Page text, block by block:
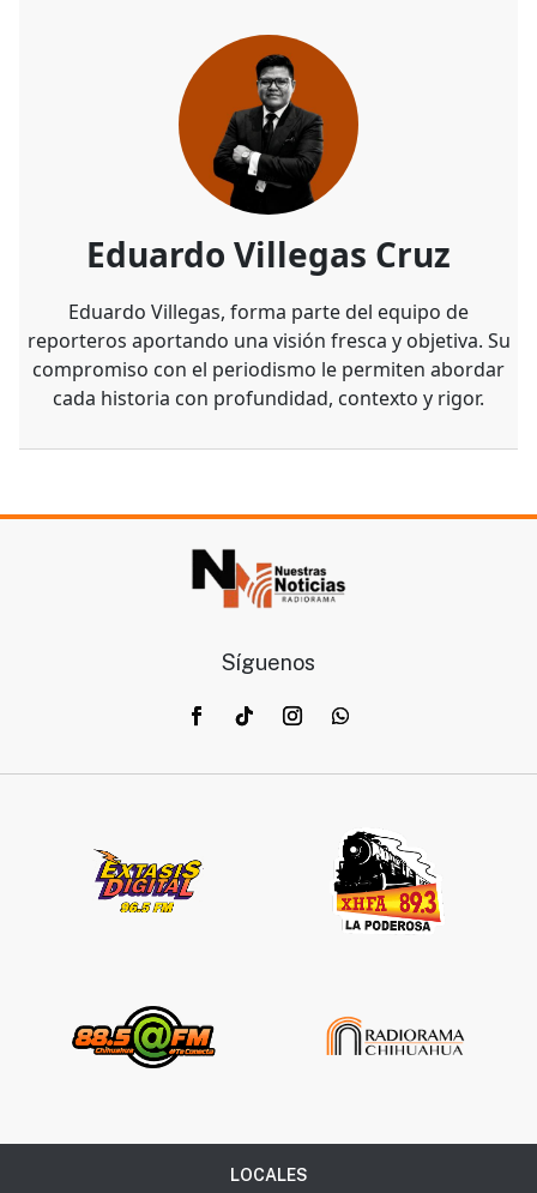
Eduardo Villegas Cruz
Eduardo Villegas, forma parte del equipo de
reporteros aportando una visión fresca y objetiva. Su
compromiso con el periodismo le permiten abordar
cada historia con profundidad, contexto y rigor.
Síguenos
LOCALES